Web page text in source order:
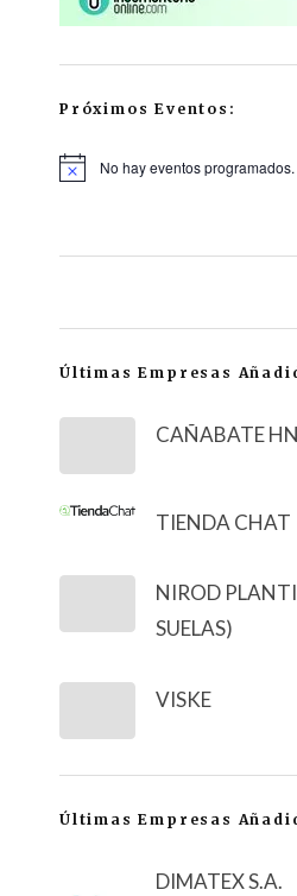
Próximos Eventos:
No hay eventos programados.
Últimas Empresas
CAÑABATE
TIENDA CHAT
NIROD
SUELAS)
VISKE
Últimas Empresas
DIMATEX S.A.